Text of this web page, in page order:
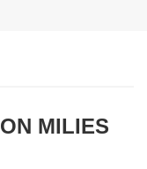
MILIES